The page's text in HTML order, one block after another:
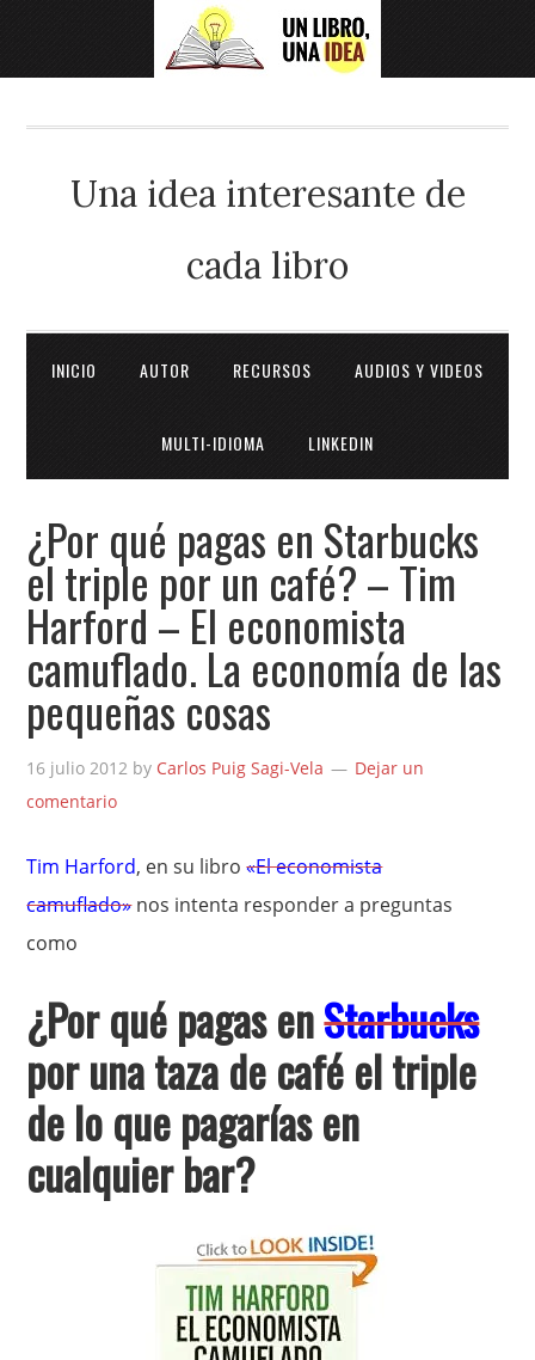
Una idea interesante de
cada libro
INICIO AUTOR RECURSOS AUDIOS Y VIDEOS
MULTI-IDIOMA LINKEDIN
¿Por qué pagas en Starbucks
el triple por un café? – Tim
Harford – El economista
camuflado. La economía de las
pequeñas cosas
16 julio 2012 by Carlos Puig Sagi-Vela
Dejar un
comentario
Tim Harford, en su libro«El economista
camuflado»nos intenta responder a preguntas
como
¿Por qué pagas enStarbucks
por una taza de café el triple
de lo que pagarías en
cualquier bar?